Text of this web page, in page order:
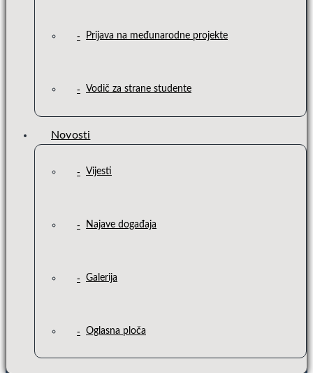
Prijava na međunarodne projekte
Vodič za strane studente
Novosti
Vijesti
Najave događaja
Galerija
Oglasna ploča